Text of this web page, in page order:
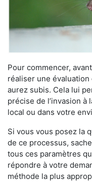
Pour commencer,
réaliser une
aurez subis. Cela lui
précise de l’invasion
local ou dans votre
Si vous vous posez la
de ce processus,
tous ces paramètres
répondre à votre
méthode la plus